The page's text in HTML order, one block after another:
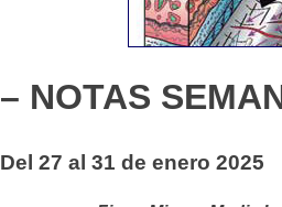
– NOTAS
Del 27 al 31 de enero 2025